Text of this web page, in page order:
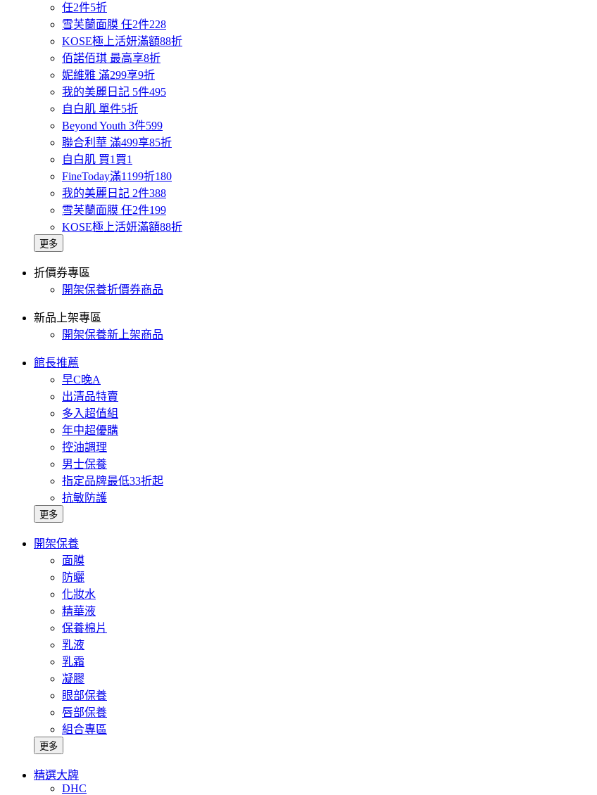
任2件5折
雪芙蘭面膜 任2件228
KOSE極上活妍滿額88折
佰諾佰琪 最高享8折
妮維雅 滿299享9折
我的美麗日記 5件495
自白肌 單件5折
Beyond Youth 3件599
聯合利華 滿499享85折
自白肌 買1買1
FineToday滿1199折180
我的美麗日記 2件388
雪芙蘭面膜 任2件199
KOSE極上活妍滿額88折
更多
折價券專區
開架保養折價券商品
新品上架專區
開架保養新上架商品
館長推薦
早C晚A
出清品特賣
多入超值組
年中超優購
控油調理
男士保養
指定品牌最低33折起
抗敏防護
更多
開架保養
面膜
防曬
化妝水
精華液
保養棉片
乳液
乳霜
凝膠
眼部保養
唇部保養
組合專區
更多
精選大牌
DHC